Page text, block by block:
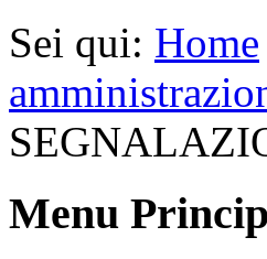
Sei qui: Home
Menu